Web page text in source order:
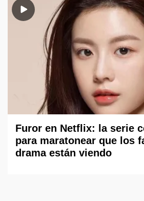
Furor en Netflix: la serie
para maratonear que los
drama están viendo